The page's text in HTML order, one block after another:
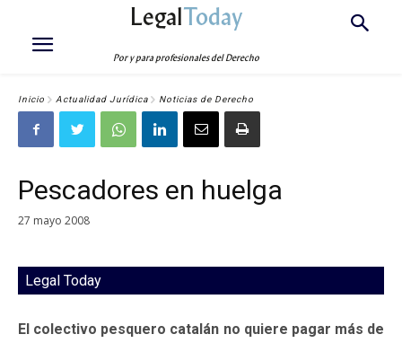
LegalToday
Por y para profesionales del Derecho
Inicio Actualidad Jurídica Noticias de Derecho
Pescadores en huelga
27 mayo 2008
Legal Today
El colectivo pesquero catalán no quiere pagar más de